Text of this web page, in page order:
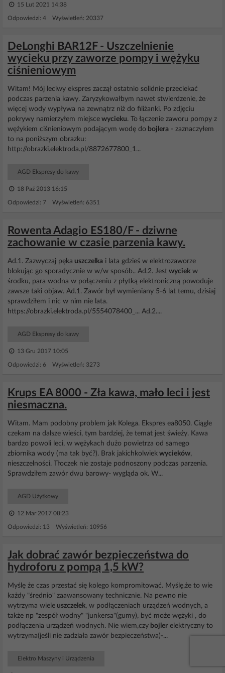
15 Lut 2021 14:38
Odpowiedzi: 4 Wyświetleń: 20337
DeLonghi BAR12F - Uszczelnienie
wycieku przy zaworze pompy i wężyku
ciśnieniowym
Witam! Mój leciwy ekspres zaczął ostatnio solidnie przeciekać
podczas parzenia kawy. Zaryzykowałbym nawet stwierdzenie, że
więcej wody wypływa na zewnątrz niż do filiżanki. Po zdjęciu
pokrywy namierzyłem miejsce wycieku. To łączenie zaworu pompy z
wężykiem ciśnieniowym podającym wodę do bojlera - zaznaczyłem
to na poniższym obrazku:
http://obrazki.elektroda.pl/8872677800_1...
AGD Ekspresy do kawy
18 Paź 2013 16:15
Odpowiedzi: 7 Wyświetleń: 6351
Rowenta Adagio ES180/F - dziwne
zachowanie w czasie parzenia kawy.
Ad.1. Zazwyczaj pęka uszczelka i lata gdzieś w elektrozaworze
blokując go sporadycznie w w/w sposób.. Ad.2. Jest wyciek w
środku, para wodna w połączeniu z płytką elektroniczną powoduje
zawsze taki objaw. Ad.1. Zawór był wymieniany 5-6 lat temu, dzisiaj
sprawdziłem i nic w nim nie lata.
https://obrazki.elektroda.pl/5554078400_... Ad.2....
AGD Ekspresy do kawy
13 Gru 2017 10:05
Odpowiedzi: 6 Wyświetleń: 3273
Krups EA 8000 - Zła kawa, mało leci i jest
niesmaczna.
Witam. Mam podobny problem jak Kolega. Ekspres ea8050. Ciągle
czekam na dalsze wieści, tym bardziej, że temat jest świeży. Kawa
bardzo powoli leci, w wężykach dużo powietrza od samego
zbiornika wody (ma tak być?). Brak jakichkolwiek wycieków,
nieszczelności. Tłoczek nie zostaje podnoszony podczas parzenia.
Sprawdziłem zawór dwu barowy- wygląda ok. W...
AGD Użytkowy
12 Mar 2017 08:23
Odpowiedzi: 13 Wyświetleń: 10956
Jak dobrać zawór bezpieczeństwa do
hydroforu z pompą 1,5 kW?
Myślę że czas przestać się kolego kompromitować. Myślę,że to wie
każdy "średnio" zaawansowany technicznie. Na pewno nie
wytrzyma wiele uszczelek, w podłączeniach urządzeń wodnych, a
także np "zespół wodny" "junkersa"(gumy), być może wężyki , do
podłączenia urządzeń wodnych. Nie wiem,czy bojler elektryczny to
wytrzyma(jeśli nie zadziała zawór bezpieczeństwa)-...
Elektro Maszyny i Urządzenia